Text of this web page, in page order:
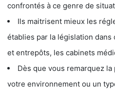
confrontés à ce genre de
Ils maitrisent mieux les
établies par la législation dans
et entrepôts, les cabinets
Dès que vous remarquez
votre environnement ou un